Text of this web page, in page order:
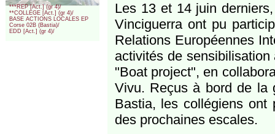
***REP [Act.] (gr 4)/
**COLLEGE [Act.] (gr 4)/
BASE ACTIONS LOCALES EP
Corse 02B (Bastia)/
EDD [Act.] (gr 4)/
Les 13 et 14 juin
Vinciguerra ont pu
Relations Européennes
activités de
"Boat project", en
Vivu. Reçus à bord de la
Bastia, les collégiens ont
des prochaines escales.